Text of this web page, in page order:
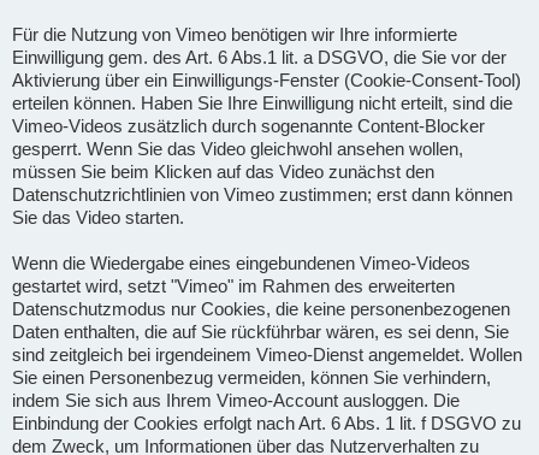
Für die Nutzung von Vimeo benötigen wir Ihre informierte
Einwilligung gem. des Art. 6 Abs.1 lit. a DSGVO, die Sie vor der
Aktivierung über ein Einwilligungs-Fenster (Cookie-Consent-Tool)
erteilen können. Haben Sie Ihre Einwilligung nicht erteilt, sind die
Vimeo-Videos zusätzlich durch sogenannte Content-Blocker
gesperrt. Wenn Sie das Video gleichwohl ansehen wollen,
müssen Sie beim Klicken auf das Video zunächst den
Datenschutzrichtlinien von Vimeo zustimmen; erst dann können
Sie das Video starten.
Wenn die Wiedergabe eines eingebundenen Vimeo-Videos
gestartet wird, setzt "Vimeo" im Rahmen des erweiterten
Datenschutzmodus nur Cookies, die keine personenbezogenen
Daten enthalten, die auf Sie rückführbar wären, es sei denn, Sie
sind zeitgleich bei irgendeinem Vimeo-Dienst angemeldet. Wollen
Sie einen Personenbezug vermeiden, können Sie verhindern,
indem Sie sich aus Ihrem Vimeo-Account ausloggen. Die
Einbindung der Cookies erfolgt nach Art. 6 Abs. 1 lit. f DSGVO zu
dem Zweck, um Informationen über das Nutzerverhalten zu